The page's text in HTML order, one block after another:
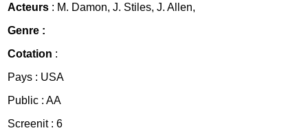
Acteurs : M. Damon, J. Stiles, J. Allen,
Genre :
Cotation :
Pays : USA
Public : AA
Screenit : 6